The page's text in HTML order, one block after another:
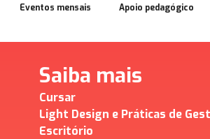
Eventos mensais Apoio pedagógico
Saiba mais
Cursar
Light Design e Práticas de
Escritório